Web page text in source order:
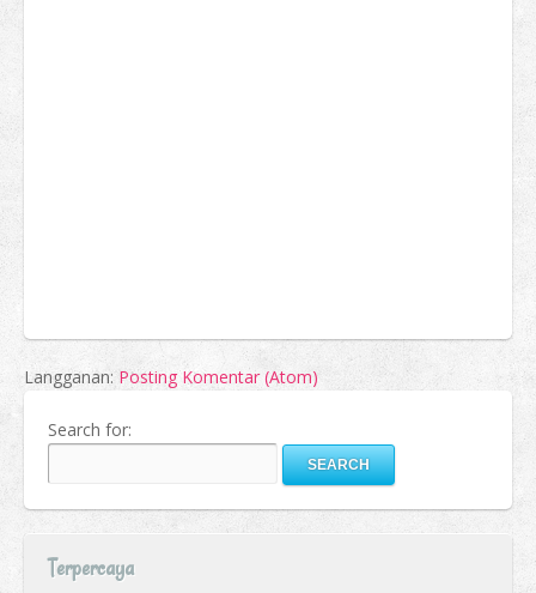
Langganan: Posting Komentar (Atom)
Search for:
Terpercaya